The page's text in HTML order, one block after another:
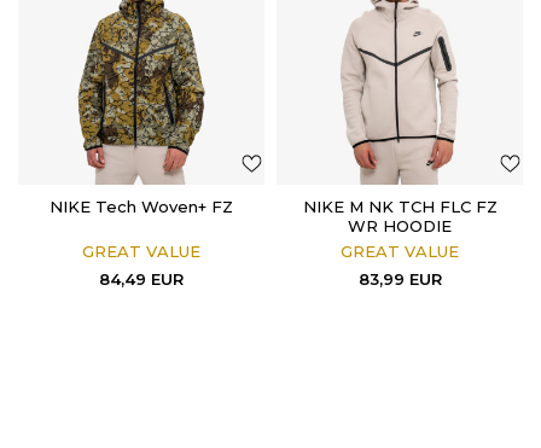
NIKE Tech Woven+ FZ
GREAT VALUE
84,49 EUR
NIKE M NK TCH FLC FZ
WR HOODIE
GREAT VALUE
83,99 EUR